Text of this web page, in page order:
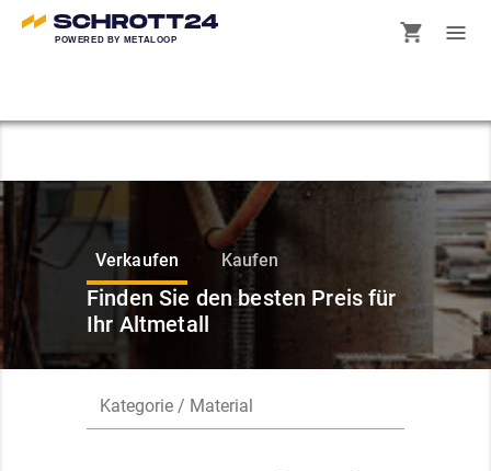
POWERED BY METALOOP
Verkaufen Kaufen
Finden Sie den besten Preis für
Ihr Altmetall